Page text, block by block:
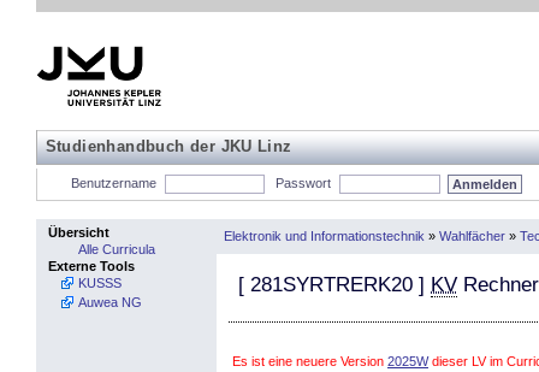
Studienhandbuch der JKU Linz
Benutzername Passwort
Übersicht
Alle Curricula
Externe Tools
KUSSS
Auwea NG
Elektronik und Informationstechnik » Wahlfächer »
[ 281SYRTRERK20 ] KV
Es ist eine neuere Version 2025Wdieser LV im